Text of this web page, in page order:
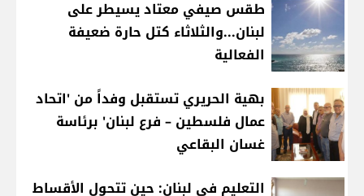
طقس صيفي معتاد يسيطر على
لبنان...والثلاثاء كتل حارة ضعيفة
الفعالية
بهية الحريري تستقبل وفداً من 'اتحاد
عمال فلسطين – فرع لبنان' برئاسة
غسان البقاعي
التعليم في لبنان: حين تتحول الأقساط